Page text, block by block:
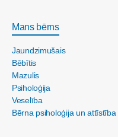
Mans bērns
Jaundzimušais
Bēbītis
Mazulis
Psiholoģija
Veselība
Bērna psiholoģija un attīstība